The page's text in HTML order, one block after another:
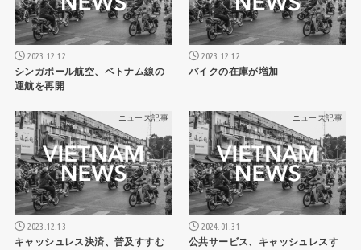
2023.12.12
シンガポール航空、ベトナム線の
運航を再開
2023.12.12
バイクの在庫が増加
ニュース記事
2023.12.13
キャッシュレス決済、普及すすむ
ニュース記事
2024.01.31
公共サービス、キャッシュレスす